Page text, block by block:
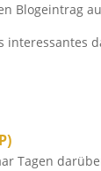
Blogeintrag
interessantes
Tagen